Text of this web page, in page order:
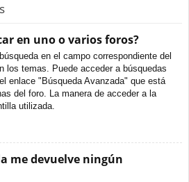
en uno o varios foros?
en el campo correspondiente del
los temas. Puede acceder a búsquedas
enlace "Búsqueda Avanzada" que está
del foro. La manera de acceder a la
utilizada.
me devuelve ningún